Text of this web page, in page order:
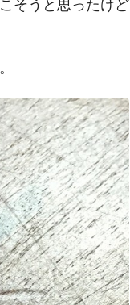
そうと思ったけど